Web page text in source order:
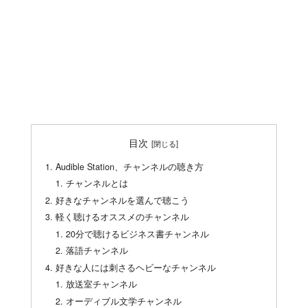
目次
Audible Station、チャンネルの聴き方
チャンネルとは
好きなチャンネルを選んで聴こう
軽く聴けるオススメのチャンネル
20分で聴けるビジネス書チャンネル
落語チャンネル
好きな人には刺さるヘビーなチャンネル
放送室チャンネル
オーディブル文学チャンネル